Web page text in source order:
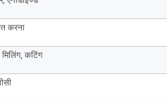
करना
मिलिंग, कटिंग